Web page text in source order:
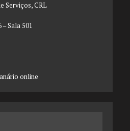
Serviços, CRL
Sala 501
online